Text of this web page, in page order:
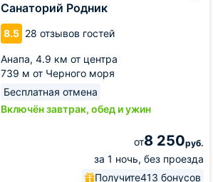
Санаторий Родник
8.5 28 отзывов гостей
Анапа, 4.9 км от центра
739 м от Черного моря
Бесплатная отмена
Включён завтрак, обед и ужин
от8 250руб.
за 1 ночь, без проезда
Получите413 бонусов